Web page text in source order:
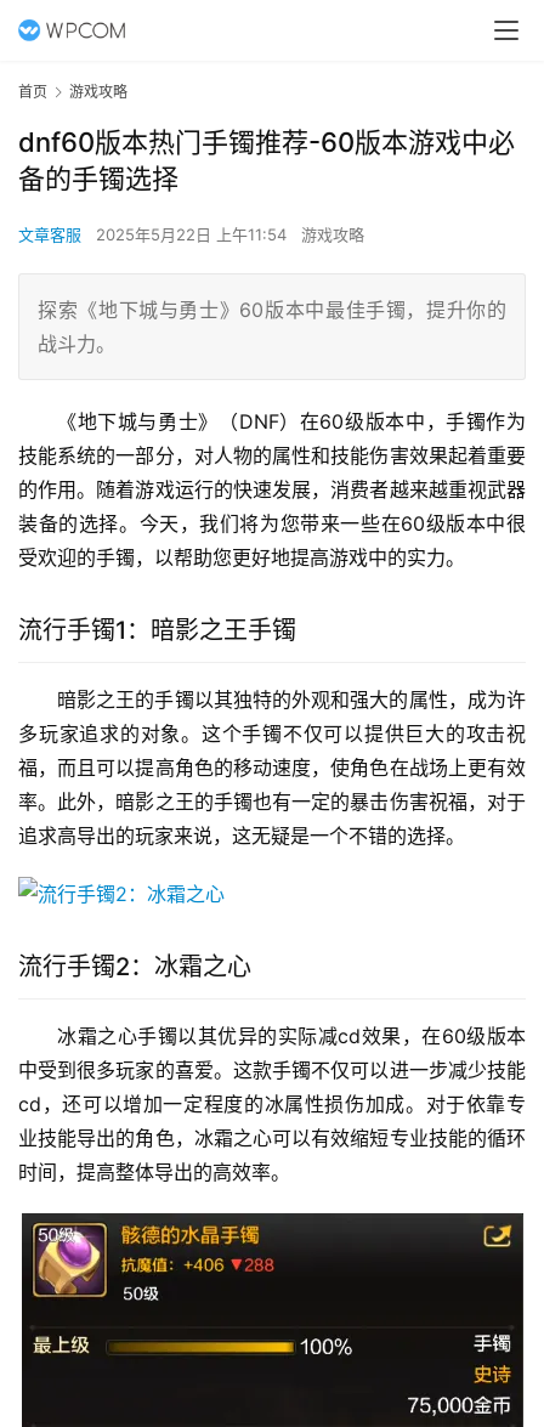
首页 游戏攻略
dnf60版本热门手镯推荐-60版本游戏中必
备的手镯选择
文章客服 2025年5月22日 上午11:54 游戏攻略
探索《地下城与勇士》60版本中最佳手镯，提升你的
战斗力。
《地下城与勇士》（DNF）在60级版本中，手镯作为
技能系统的一部分，对人物的属性和技能伤害效果起着重要
的作用。随着游戏运行的快速发展，消费者越来越重视武器
装备的选择。今天，我们将为您带来一些在60级版本中很
受欢迎的手镯，以帮助您更好地提高游戏中的实力。
流行手镯1：暗影之王手镯
暗影之王的手镯以其独特的外观和强大的属性，成为许
多玩家追求的对象。这个手镯不仅可以提供巨大的攻击祝
福，而且可以提高角色的移动速度，使角色在战场上更有效
率。此外，暗影之王的手镯也有一定的暴击伤害祝福，对于
追求高导出的玩家来说，这无疑是一个不错的选择。
流行手镯2：冰霜之心
冰霜之心手镯以其优异的实际减cd效果，在60级版本
中受到很多玩家的喜爱。这款手镯不仅可以进一步减少技能
cd，还可以增加一定程度的冰属性损伤加成。对于依靠专
业技能导出的角色，冰霜之心可以有效缩短专业技能的循环
时间，提高整体导出的高效率。